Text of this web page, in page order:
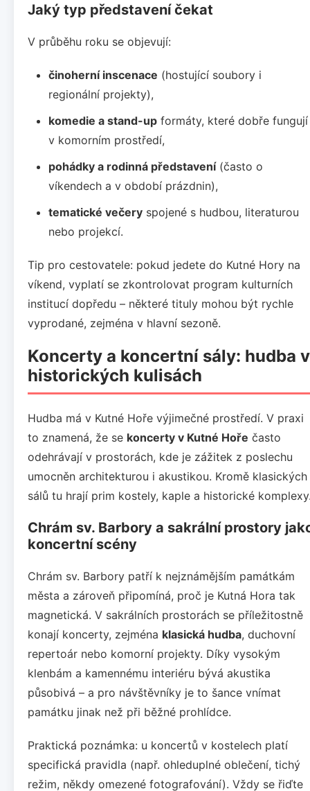
Jaký typ představení čekat
V průběhu roku se objevují:
činoherní inscenace (hostující soubory i
regionální projekty),
komedie a stand-up formáty, které dobře fungují
v komorním prostředí,
pohádky a rodinná představení(často o
víkendech a v období prázdnin),
tematické večery spojené s hudbou, literaturou
nebo projekcí.
Tip pro cestovatele: pokud jedete do Kutné Hory na
víkend, vyplatí se zkontrolovat program kulturních
institucí dopředu – některé tituly mohou být rychle
vyprodané, zejména v hlavní sezoně.
Koncerty a koncertní sály: hudba v
historických kulisách
Hudba má v Kutné Hoře výjimečné prostředí. V praxi
to znamená, že se koncerty v Kutné Hoře často
odehrávají v prostorách, kde je zážitek z poslechu
umocněn architekturou i akustikou. Kromě klasických
sálů tu hrají prim kostely, kaple a historické
Chrám sv. Barbory a sakrální prostory
koncertní scény
Chrám sv. Barbory patří k nejznámějším památkám
města a zároveň připomíná, proč je Kutná Hora tak
magnetická. V sakrálních prostorách se příležitostně
konají koncerty, zejména klasická hudba, duchovní
repertoár nebo komorní projekty. Díky vysokým
klenbám a kamennému interiéru bývá akustika
působivá – a pro návštěvníky je to šance vnímat
památku jinak než při běžné prohlídce.
Praktická poznámka: u koncertů v kostelech platí
specifická pravidla (např. ohleduplné oblečení, tichý
režim, někdy omezené fotografování). Vždy se řiďte